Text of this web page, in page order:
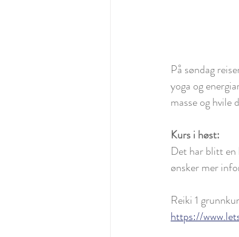
På søndag
yoga og
masse og hvile
Kurs i høst:
Det har blitt en
ønsker mer
Reiki 1
https://